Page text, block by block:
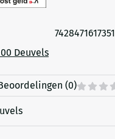
7428471617351
Deuvels
(0)